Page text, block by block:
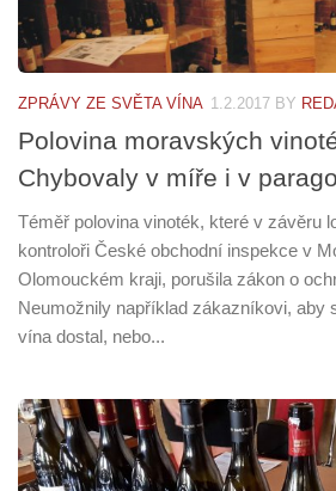
ZPRÁVY ZE SVĚTA VÍNA 1.2.2017 BY
Polovina moravských
Chybovaly v míře i v
Téměř polovina vinoték, které v závěru
kontroloři České obchodní inspekce v
Olomouckém kraji, porušila zákon o
Neumožnily například zákazníkovi, aby
vína dostal, nebo...